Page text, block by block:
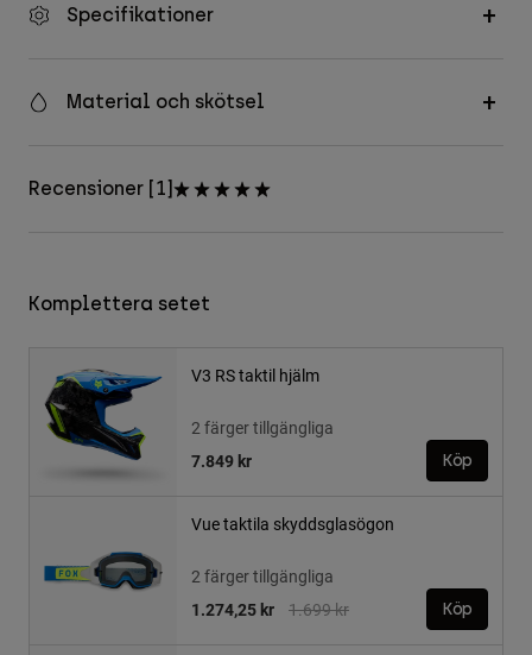
Specifikationer
Material och skötsel
Recensioner [1]
Komplettera setet
V3 RS taktil hjälm
2 färger tillgängliga
7.849 kr
Köp
Vue taktila skyddsglasögon
2 färger tillgängliga
Price reduced from
1.699 krto
1.274,25 kr Köp